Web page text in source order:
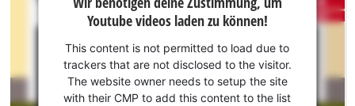
benötigen
deine
Zustimmung,
um Youtube
laden zu
können!
Youtube videos laden zu können!
This content is not permitted to load due to
trackers that are not disclosed to the visitor.
The website owner needs to setup the site
with their CMP to add this content to the list